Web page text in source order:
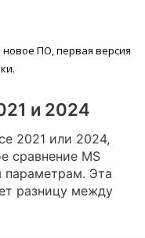
ПО, первая версия
и 2024
2021 или 2024,
сравнение MS
Эта
разницу между